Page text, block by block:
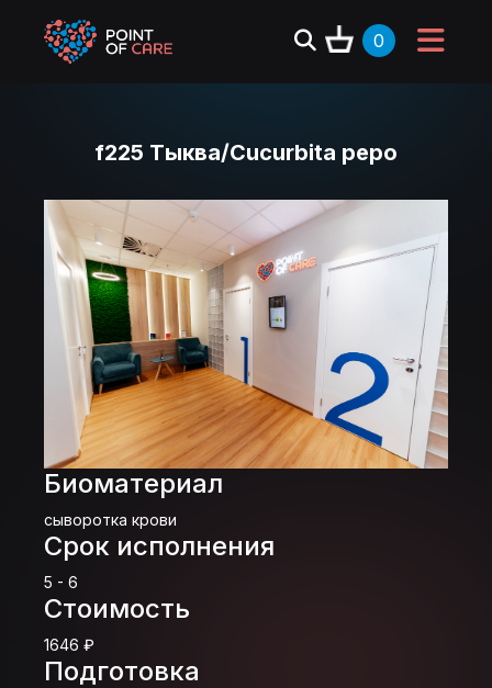
0
f225 Тыква/Cucurbita pepo
Биоматериал
сыворотка крови
Срок исполнения
5 - 6
Стоимость
1646 ₽
Подготовка